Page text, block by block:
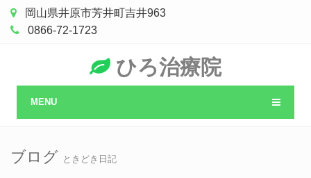
岡山県井原市芳井町吉井963
0866-72-1723
ひろ治療院
MENU
ブログ ときどき日記